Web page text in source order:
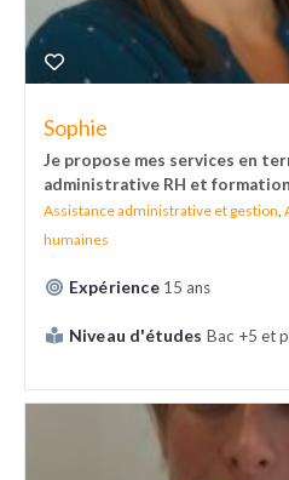
Sophie
Je propose mes services en
administrative RH et formation
Assistance administrative et gestion
humaines
Expérience 15 ans
Niveau d'études Bac +5 et